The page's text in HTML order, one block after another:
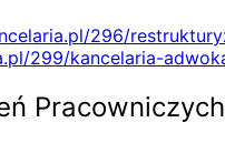
296/
299/kancelaria-
Pracowniczych